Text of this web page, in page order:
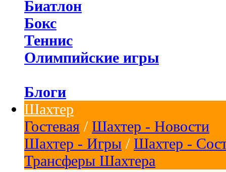
Биатлон
Бокс
Теннис
Олимпийские игры
Блоги
Шахтер
Гостевая / Шахтер - Новости
Шахтер - Игры / Шахтер -
Трансферы Шахтера